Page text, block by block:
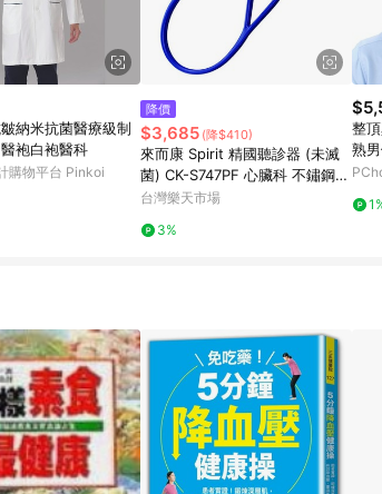
納米抗菌醫療級制
袍白袍醫科
購物平台 Pinkoi
降價
$3,685 (降$410)
來而康 Spirit 精國聽診器 (未滅
菌) CK-S747PF 心臟科 不鏽鋼
雙面 聽診器 成人用 診聽 診聽器
台灣樂天市場
3%
整
熟
【